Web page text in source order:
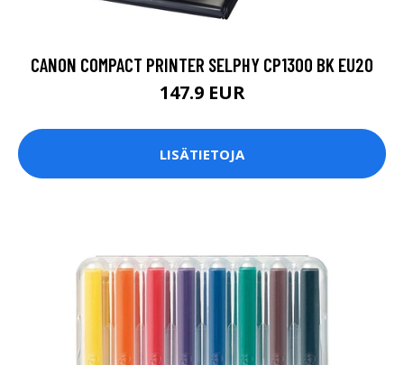
CANON COMPACT PRINTER SELPHY CP1300 BK EU20
147.9 EUR
LISÄTIETOJA